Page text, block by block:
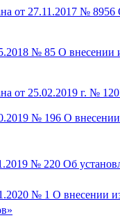
от 27.11.2017 №
№ 85 О внесении
от 25.02.2019 г. №
№ 196 О
№ 220 Об
№ 1 О внесении